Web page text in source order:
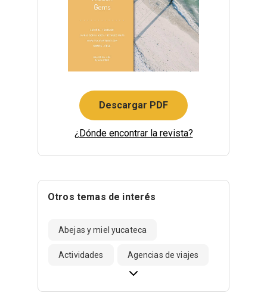
Descargar PDF
¿Dónde encontrar la revista?
Otros temas de interés
Abejas y miel yucateca
Actividades Agencias de viajes